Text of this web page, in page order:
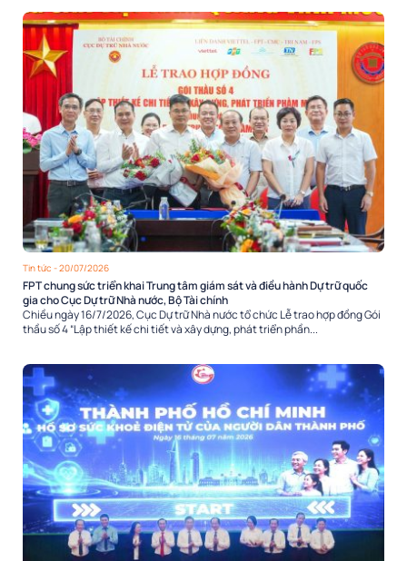
Tin tức - 20/07/2026
FPT chung sức triển khai Trung tâm giám sát và điều hành Dự trữ quốc
gia cho Cục Dự trữ Nhà nước, Bộ Tài chính
Chiều ngày 16/7/2026, Cục Dự trữ Nhà nước tổ chức Lễ trao hợp đồng Gói
thầu số 4 “Lập thiết kế chi tiết và xây dựng, phát triển phần...